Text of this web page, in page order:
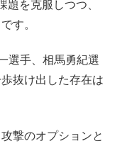
題を克服しつつ、
す。
選手、相馬勇紀選
抜け出した存在は
撃のオプションと